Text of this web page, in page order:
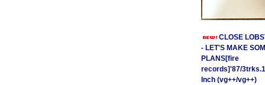
CLOSE
- LET'S MAKE
PLANS[fire
records]'87/
Inch (vg++/vg++)